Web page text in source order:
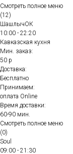
Смотреть полное меню
(12)
ШашлычОК
10:00 - 22:20
Кавказская кухня
Мин. заказ:
50 р
Доставка:
Бесплатно
Принимаем:
оплата Online
Время доставки:
60-90 мин.
Смотреть полное меню
(0)
Soul
09:00 - 21:30